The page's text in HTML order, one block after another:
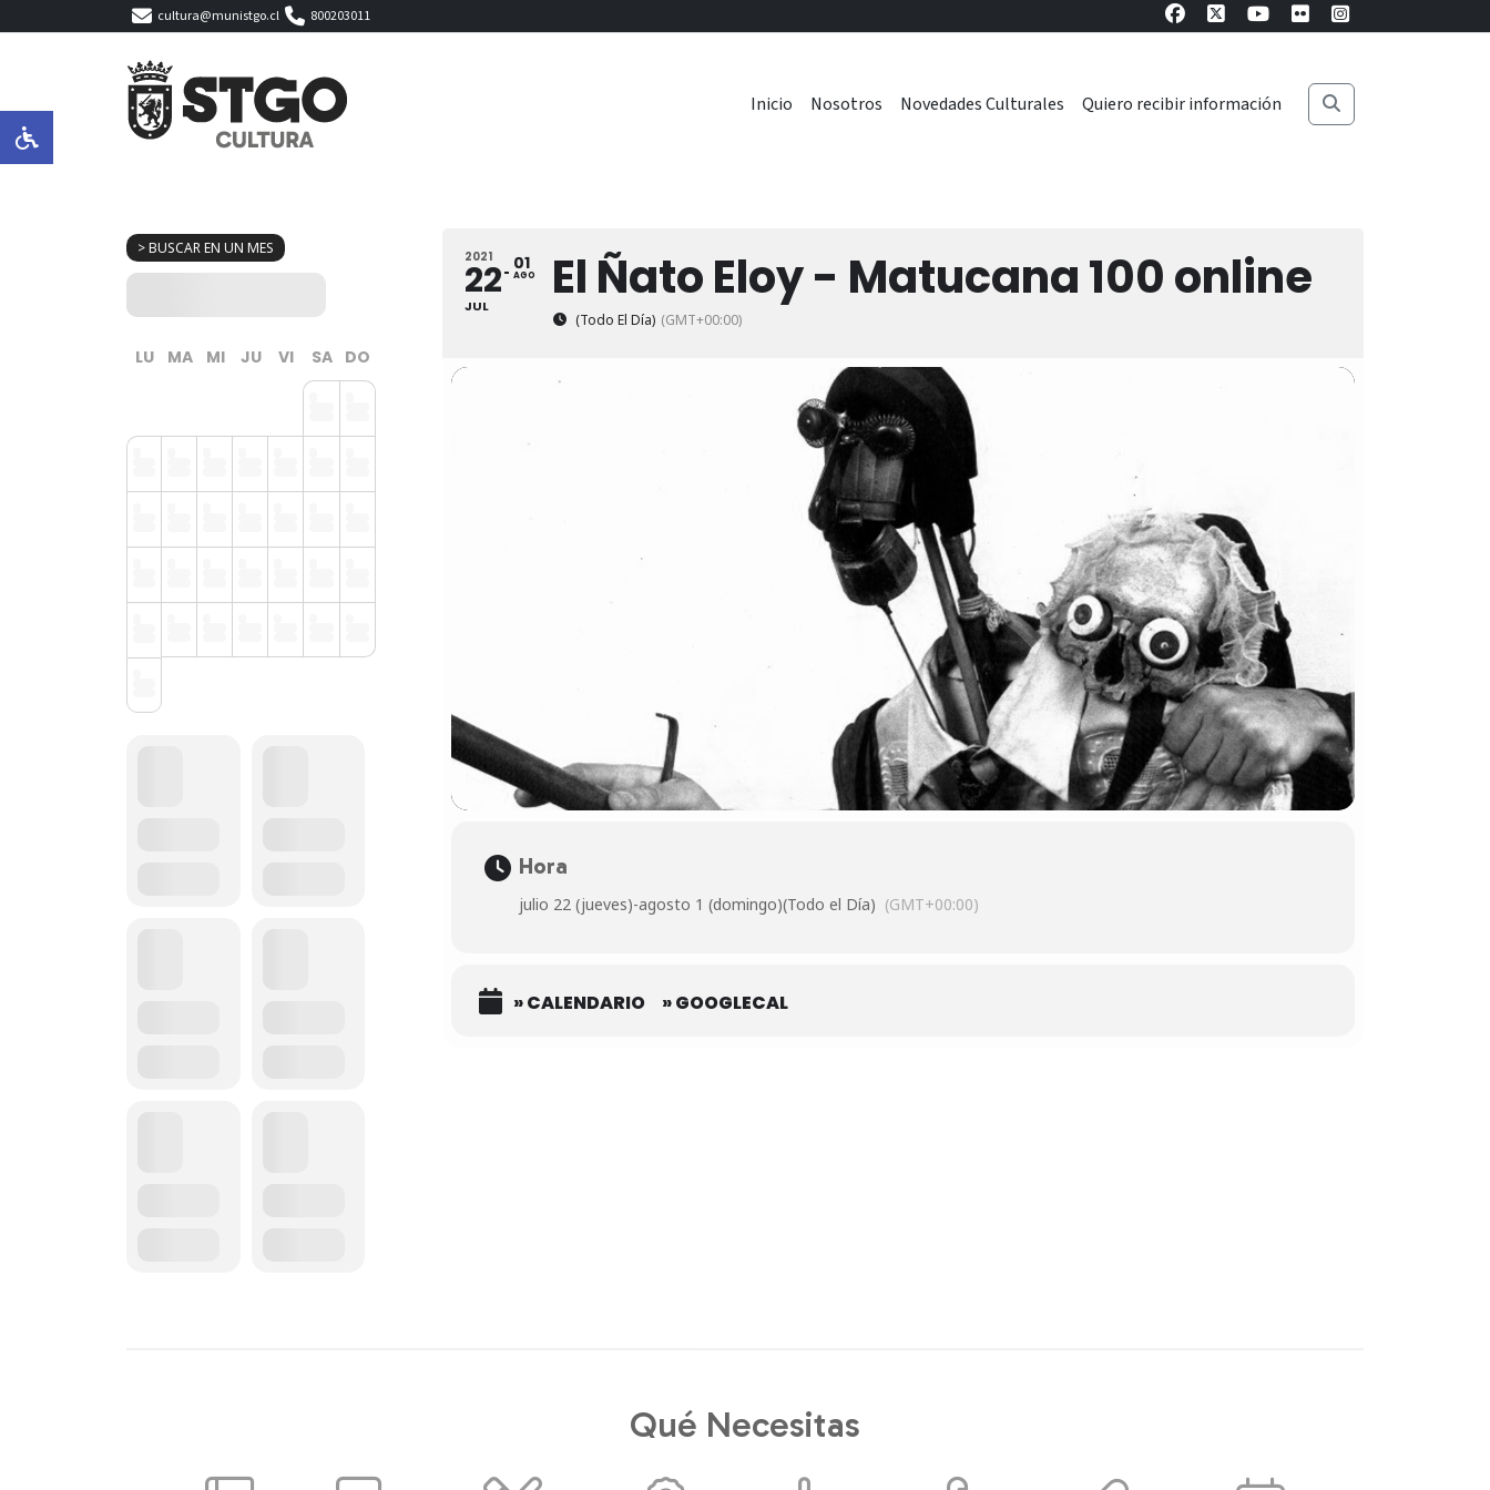
cultura@munistgo.cl 800203011
Inicio Nosotros Novedades Culturales Quiero recibir información
> BUSCAR EN UN MES
LU MA MI JU VI SA DO
2021
22
JUL
01
AGO El Ñato Eloy - Matucana 100 online
(Todo El Día) (GMT+00:00)
Hora
julio 22 (jueves)-agosto 1 (domingo)(Todo el Día) (GMT+00:00)
» CALENDARIO » GOOGLECAL
Qué Necesitas